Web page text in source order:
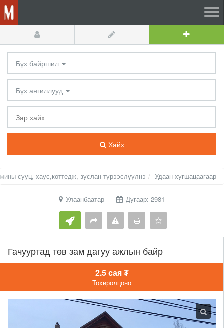
Бүх байршил
Бүх ангиллууд
Хайх
сууц, хаус,коттедж, зуслан түрээслүүлнэ Удаан хугшацаагаар
Улаанбаатар Дугаар: 2981
Гачууртад төв зам дагуу ажлын байр
2.5 сая ₮
Тохиролцоно